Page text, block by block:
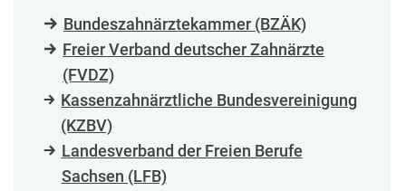
Bundeszahnärztekammer (BZÄK)
Freier Verband deutscher Zahnärzte
(FVDZ)
Kassenzahnärztliche Bundesvereinigung
(KZBV)
Landesverband der Freien Berufe
Sachsen (LFB)